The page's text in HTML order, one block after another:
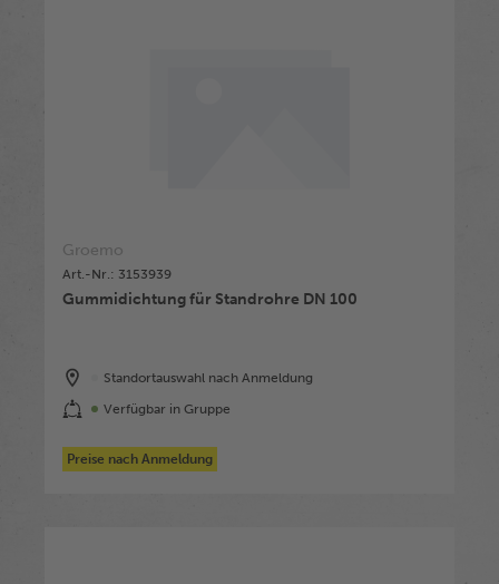
Groemo
Art.-Nr.: 3153939
Gummidichtung für Standrohre DN 100
Standortauswahl nach Anmeldung
Verfügbar in Gruppe
Preise nach Anmeldung